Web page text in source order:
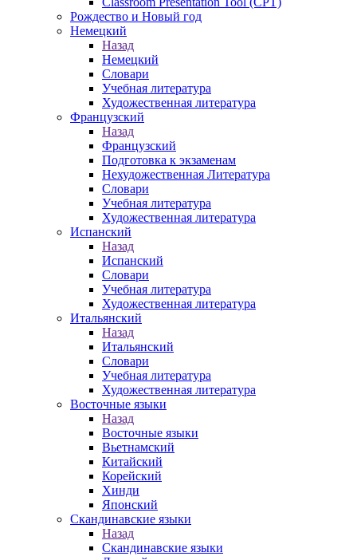
Рождество и Новый год
Немецкий
Назад
Немецкий
Словари
Учебная литература
Художественная литература
Французский
Назад
Французский
Подготовка к экзаменам
Нехудожественная Литература
Словари
Учебная литература
Художественная литература
Испанский
Назад
Испанский
Словари
Учебная литература
Художественная литература
Итальянский
Назад
Итальянский
Словари
Учебная литература
Художественная литература
Восточные языки
Назад
Восточные языки
Вьетнамский
Китайский
Корейский
Хинди
Японский
Скандинавские языки
Назад
Скандинавские языки